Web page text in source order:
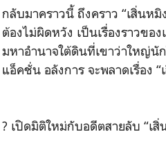
กลับมาคราวนี้ ถึงคราว “เสิ่นห
ต้องไม่ผิดหวัง เป็นเรื่องราวข
มหาอำนาจใต้ดินที่เขาว่าใหญ่นั
แอ็คชั่น อลังการ จะพลาดเรื่อง
? เปิดมิติใหม่กับอดีตสายลับ “เ